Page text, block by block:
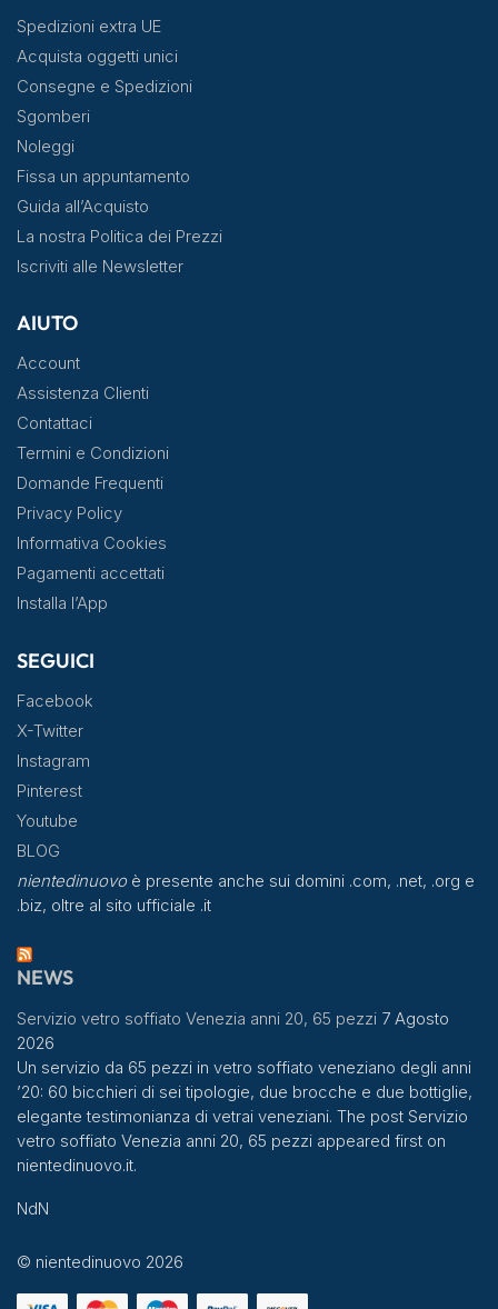
Spedizioni extra UE
Acquista oggetti unici
Consegne e Spedizioni
Sgomberi
Noleggi
Fissa un appuntamento
Guida all’Acquisto
La nostra Politica dei Prezzi
Iscriviti alle Newsletter
AIUTO
Account
Assistenza Clienti
Contattaci
Termini e Condizioni
Domande Frequenti
Privacy Policy
Informativa Cookies
Pagamenti accettati
Installa l’App
SEGUICI
Facebook
X-Twitter
Instagram
Pinterest
Youtube
BLOG
nientedinuovoè presente anche sui domini .com, .net, .org e
.biz, oltre al sito ufficiale .it
NEWS
Servizio vetro soffiato Venezia anni 20, 65 pezzi 7 Agosto
2026
Un servizio da 65 pezzi in vetro soffiato veneziano degli anni
’20: 60 bicchieri di sei tipologie, due brocche e due bottiglie,
elegante testimonianza di vetrai veneziani. The post Servizio
vetro soffiato Venezia anni 20, 65 pezzi appeared first on
nientedinuovo.it.
NdN
© nientedinuovo 2026